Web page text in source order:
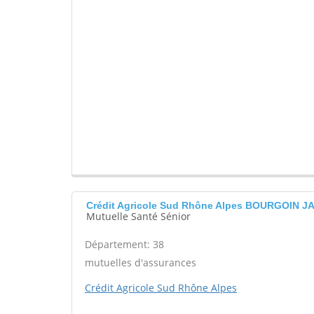
Crédit Agricole Sud Rhône Alpes BOURGOIN
Mutuelle Santé Sénior
Département: 38
mutuelles d'assurances
Crédit Agricole Sud Rhône Alpes